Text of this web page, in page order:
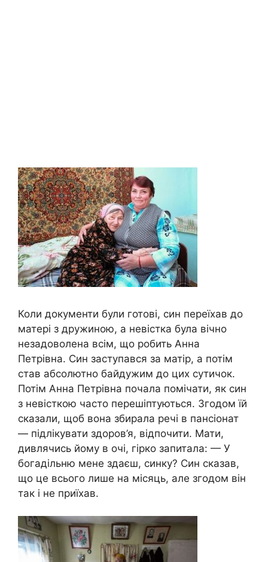
Коли документи були готові, син переїхав до
матері з дружиною, а невістка була вічно
незадоволена всім, що робить Анна
Петрівна. Син заступався за матір, а потім
став абсолютно байдужим до цих сутичок.
Потім Анна Петрівна почала помічати, як син
з невісткою часто перешіптуються. Згодом їй
сказали, щоб вона збирала речі в пансіонат
— підлікувати здоров’я, відпочити. Мати,
дивлячись йому в очі, гірко запитала: — У
богадільню мене здаєш, синку? Син сказав,
що це всього лише на місяць, але згодом він
так і не приїхав.